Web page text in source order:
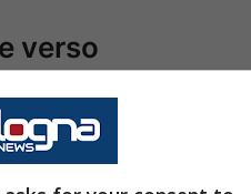
verso
di
con il